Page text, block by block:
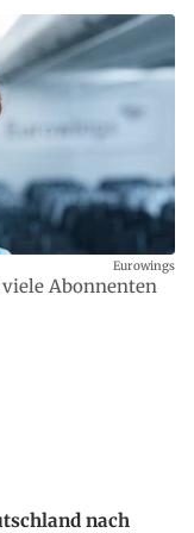
Abonnenten
Eurowings
nach